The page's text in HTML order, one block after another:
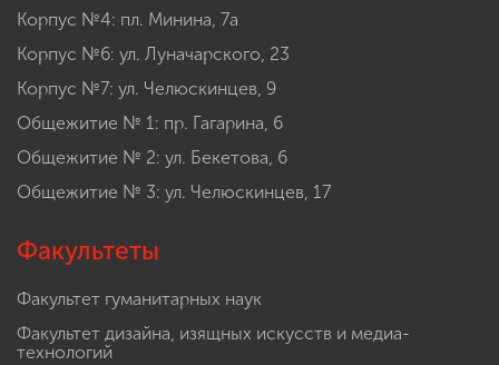
Корпус №4: пл. Минина, 7а
Корпус №6: ул. Луначарского, 23
Корпус №7: ул. Челюскинцев, 9
Общежитие № 1: пр. Гагарина, 6
Общежитие № 2: ул. Бекетова, 6
Общежитие № 3: ул. Челюскинцев, 17
Факультеты
Факультет гуманитарных наук
Факультет дизайна, изящных искусств и медиа-
технологий